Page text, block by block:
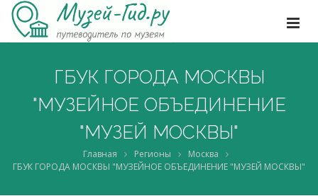
ГБУК ГОРОДА МОСКВЫ
"МУЗЕЙНОЕ ОБЪЕДИНЕНИЕ
"МУЗЕЙ МОСКВЫ"
Главная Регионы
Москва
ГБУК ГОРОДА МОСКВЫ "МУЗЕЙНОЕ ОБЪЕДИНЕНИЕ "МУЗЕЙ МОСКВЫ"